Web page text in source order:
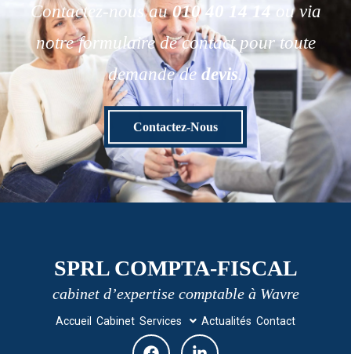
Contactez-nous au010 40 14 14
ou via
notre formulaire de contact pour toute
demande de devis.
Contactez-Nous
SPRL COMPTA-FISCAL
cabinet d’expertise comptable à Wavre
Accueil Cabinet Services Actualités Contact